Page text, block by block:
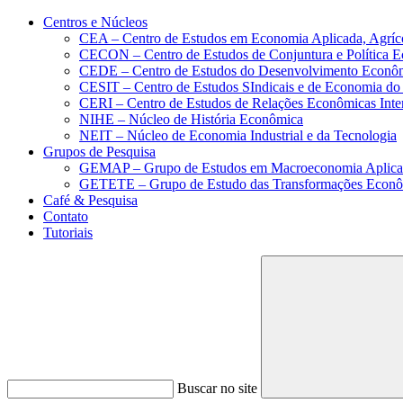
Conteúdo principal Menu principal
Centros e Núcleos
CEA – Centro de Estudos em Economia Aplicada,
CECON – Centro de Estudos de Conjuntura e Política
CEDE – Centro de Estudos do Desenvolvimento
CESIT – Centro de Estudos SIndicais e de Economia
CERI – Centro de Estudos de Relações Econômicas
NIHE – Núcleo de História Econômica
NEIT – Núcleo de Economia Industrial e da Tecnologia
Grupos de Pesquisa
GEMAP – Grupo de Estudos em Macroeconomia
GETETE – Grupo de Estudo das Transformações
Café & Pesquisa
Contato
Tutoriais
Buscar no site